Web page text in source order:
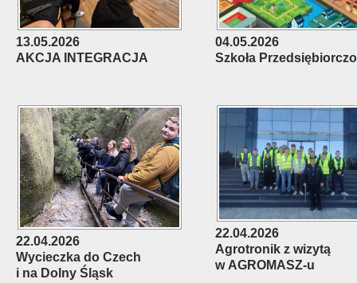
13.05.2026
AKCJA INTEGRACJA
04.05.2026
Szkoła
22.04.2026
Wycieczka do Czech
i na Dolny Śląsk
22.04.2026
Agrotronik z wizytą
w AGROMASZ-u